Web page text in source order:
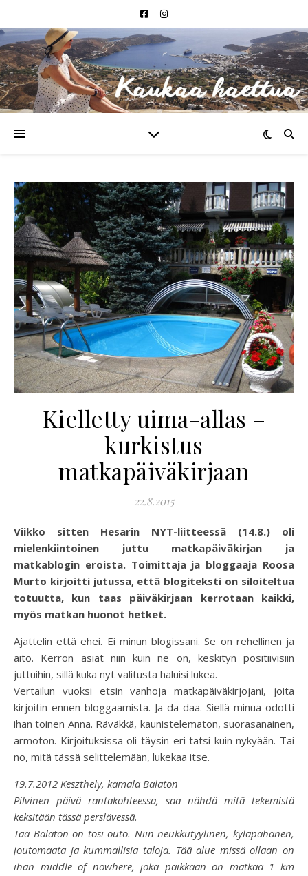
Kielletty uima-allas –
kurkistus
matkapäiväkirjaan
22.8.2015
Viikko sitten Hesarin NYT-liitteessä (14.8.) oli
mielenkiintoinen juttu matkapäiväkirjan ja
matkablogin eroista. Toimittaja ja bloggaaja Roosa
Murto kirjoitti jutussa, että blogiteksti on siloiteltua
totuutta, kun taas päiväkirjaan kerrotaan kaikki,
myös matkan huonot hetket.
Ajattelin että ehei. Ei minun blogissani. Se on rehellinen ja
aito. Kerron asiat niin kuin ne on, keskityn positiivisiin
juttuihin, sillä kuka nyt valitusta haluisi lukea.
Vertailun vuoksi etsin vanhoja matkapäiväkirjojani, joita
kirjoitin ennen bloggaamista. Ja da-daa. Siellä minua odotti
ihan toinen Anna. Räväkkä, kaunistelematon, suorasanainen,
armoton. Kirjoituksissa oli täysin eri tatsi kuin nykyään. Tai
no, mitä tässä selittelemään, lukekaa itse.
19.7.2012 Keszthely, kamala Balaton
Pilvinen päivä rantakohteessa, saa nähdä mitä tekemistä
keksitään tässä perslävessä.
Tää Balaton on tosi outo. Niin neukkutyylinen, kyläpahanen,
joutomaata ja kummallisia taloja. Tää alue missä ollaan on
ihan middle of nowhere, joka paikkaan on matkaa 1 km